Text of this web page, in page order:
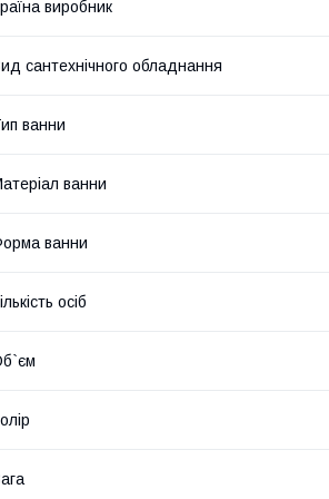
виробник
сантехнічного обладнання
ванни
ванни
ванни
осіб